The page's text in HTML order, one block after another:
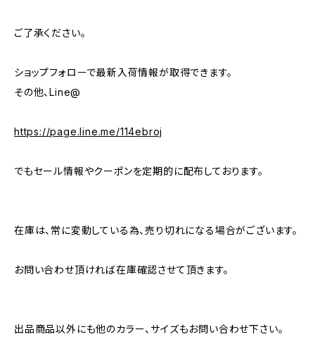
ご了承ください。
ショップフォローで最新入荷情報が取得できます。
その他、Line@
https://page.line.me/114ebroj
でもセール情報やクーポンを定期的に配布しております。
在庫は、常に変動している為、売り切れになる場合がございます。
お問い合わせ頂ければ在庫確認させて頂きます。
出品商品以外にも他のカラー、サイズもお問い合わせ下さい。